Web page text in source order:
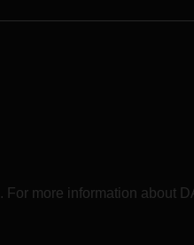
more information about